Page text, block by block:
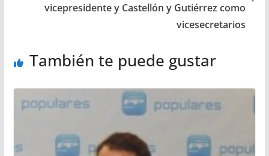
vicepresidente y Castellón y Gutiérrez como
vicesecretarios
También te puede gustar